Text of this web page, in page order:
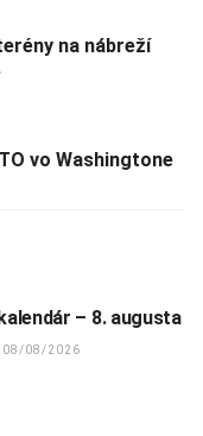
na nábreží
vo Washingtone
– 8. augusta
08/08/2026